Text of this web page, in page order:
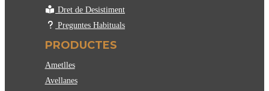
Dret de Desistiment
Preguntes Habituals
PRODUCTES
Ametlles
Avellanes